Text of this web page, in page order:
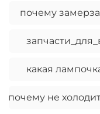
почему
какая
почему не